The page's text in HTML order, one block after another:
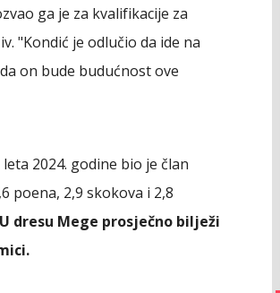
ga je za kvalifikacije za
"Kondić je odlučio da ide na
on bude budućnost ove
2024. godine bio je član
poena, 2,9 skokova i 2,8
U dresu Mege prosječno bilježi